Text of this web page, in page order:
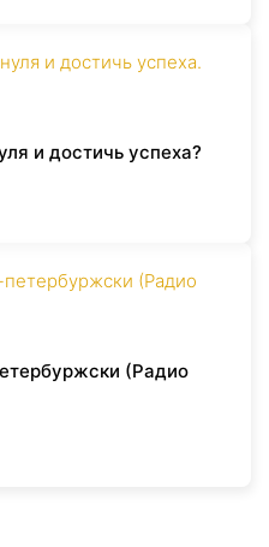
и достичь успеха?
(Радио